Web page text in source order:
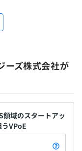
ーズ株式会社が
領域のスタートアッ
VPoE